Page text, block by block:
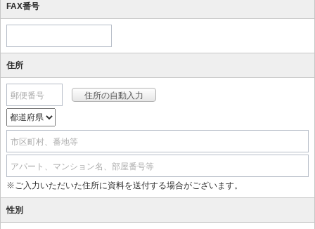
FAX番号
住所
郵便番号
市区町村、番地等
アパート、マンション名、部屋番号等
※ご入力いただいた住所に資料を送付する場合がございます。
性別